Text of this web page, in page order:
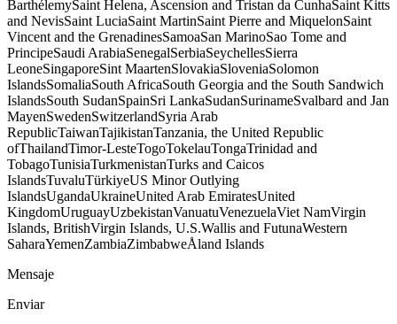
BarthélemySaint Helena, Ascension and Tristan da CunhaSaint Kitts
and NevisSaint LuciaSaint MartinSaint Pierre and MiquelonSaint
Vincent and the GrenadinesSamoaSan MarinoSao Tome and
PrincipeSaudi ArabiaSenegalSerbiaSeychellesSierra
LeoneSingaporeSint MaartenSlovakiaSloveniaSolomon
IslandsSomaliaSouth AfricaSouth Georgia and the South Sandwich
IslandsSouth SudanSpainSri LankaSudanSurinameSvalbard and Jan
MayenSwedenSwitzerlandSyria Arab
RepublicTaiwanTajikistanTanzania, the United Republic
ofThailandTimor-LesteTogoTokelauTongaTrinidad and
TobagoTunisiaTurkmenistanTurks and Caicos
IslandsTuvaluTürkiyeUS Minor Outlying
IslandsUgandaUkraineUnited Arab EmiratesUnited
KingdomUruguayUzbekistanVanuatuVenezuelaViet NamVirgin
Islands, BritishVirgin Islands, U.S.Wallis and FutunaWestern
SaharaYemenZambiaZimbabweÅland Islands
Mensaje
Enviar